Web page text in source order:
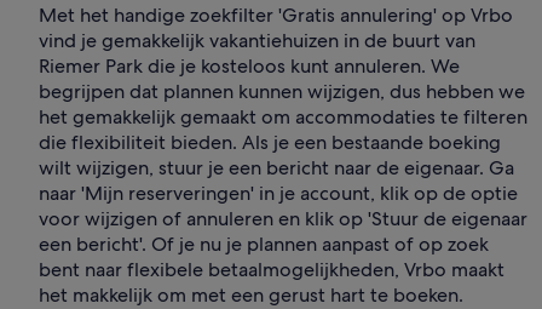
Met het handige zoekfilter 'Gratis annulering' op Vrbo
vind je gemakkelijk vakantiehuizen in de buurt van
Riemer Park die je kosteloos kunt annuleren. We
begrijpen dat plannen kunnen wijzigen, dus hebben we
het gemakkelijk gemaakt om accommodaties te filteren
die flexibiliteit bieden. Als je een bestaande boeking
wilt wijzigen, stuur je een bericht naar de eigenaar. Ga
naar 'Mijn reserveringen' in je account, klik op de optie
voor wijzigen of annuleren en klik op 'Stuur de eigenaar
een bericht'. Of je nu je plannen aanpast of op zoek
bent naar flexibele betaalmogelijkheden, Vrbo maakt
het makkelijk om met een gerust hart te boeken.